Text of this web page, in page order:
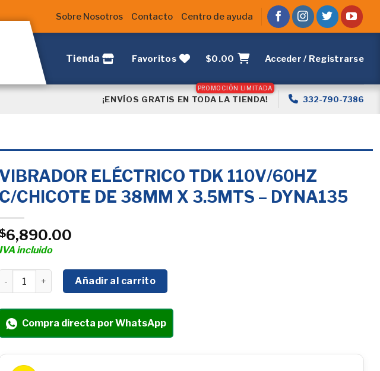
Sobre Nosotros Contacto Centro de ayuda
Tienda Favoritos $0.00 Acceder / Registrarse
¡ENVÍOS GRATIS EN TODA LA TIENDA! 332-790-7386
VIBRADOR ELÉCTRICO TDK 110V/60HZ
C/CHICOTE DE 38MM X 3.5MTS – DYNA135
6,890.00
IVA incluido
VIBRADOR ELÉCTRICO TDK 110V/60HZ C/CHICOTE DE 38MM X 3.5MTS - DYNA135
Añadir al carrito
Compra directa por WhatsApp